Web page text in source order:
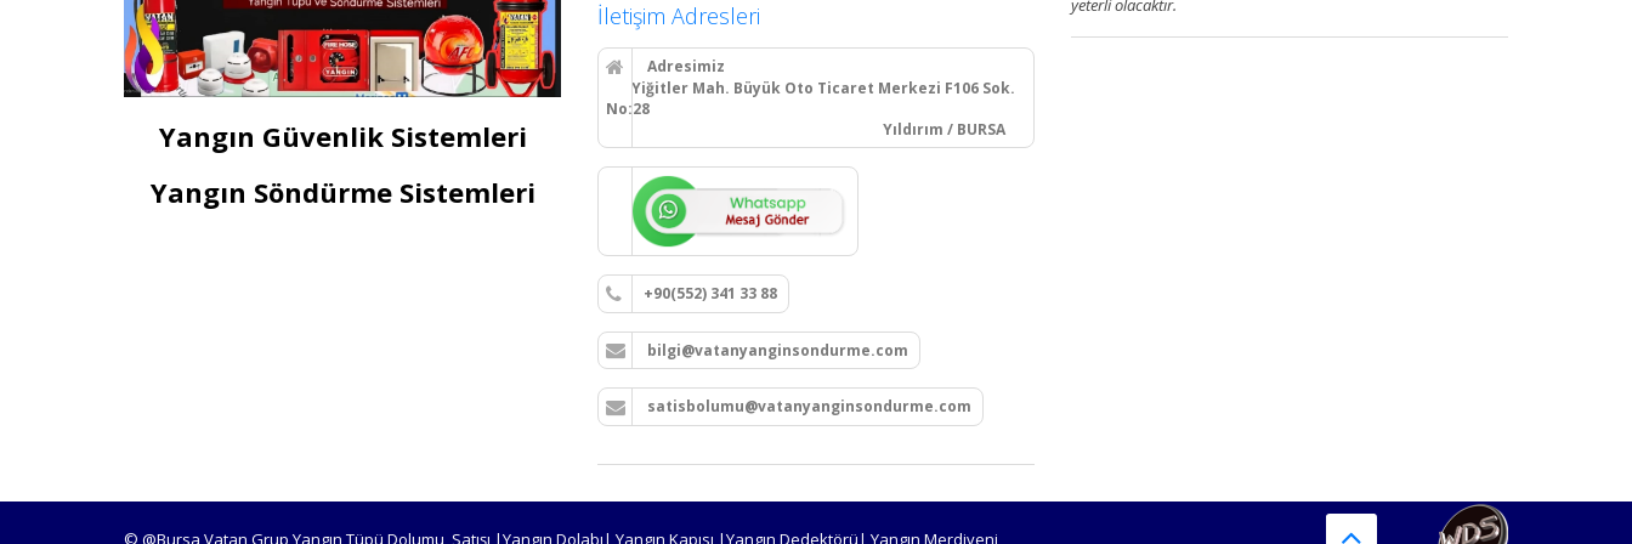
Yangın Güvenlik Sistemleri
Yangın Söndürme Sistemleri
İletişim Adresleri
Adresimiz
Yiğitler Mah. Büyük Oto Ticaret Merkezi F106 Sok.
No:28
Yıldırım / BURSA
+90(552) 341 33 88
bilgi@vatanyanginsondurme.com
satisbolumu@vatanyanginsondurme.com
yeterli olacaktır.
© @Bursa Vatan Grup Yangın Tüpü Dolumu, Satışı |Yangın Dolabı| Yangın Kapısı |Yangın Dedektörü| Yangın Merdiveni